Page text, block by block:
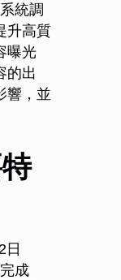
統調
升高質
曝光
的出
響，並
日
成